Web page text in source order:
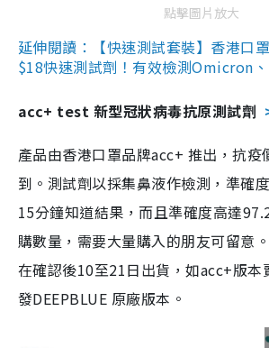
點擊圖片放大
延伸閱讀：【快速測試套裝】香港口
$18快速測試劑！有效檢測Omicron
acc+ test 新型冠狀病毒抗原測試劑
產品由香港口罩品牌acc+ 推出，抗疫
到。測試劑以採集鼻液作檢測，準確
15分鐘知道結果，而且準確度高達
購數量，需要大量購入的朋友可留意
在確認後10至21日出貨，如acc+版本
發DEEPBLUE 原廠版本。